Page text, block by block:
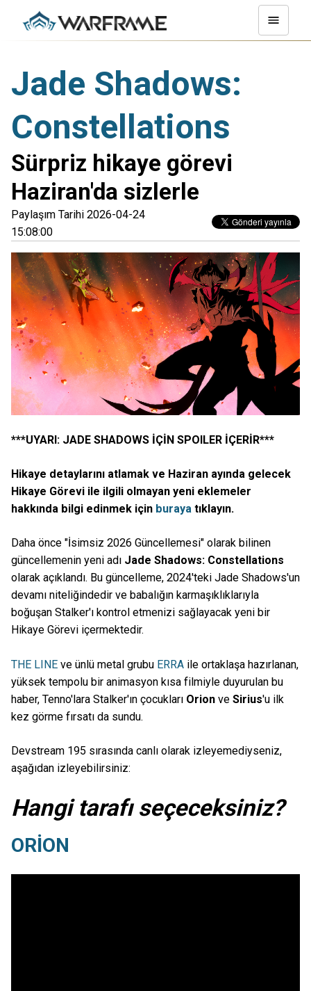
Jade Shadows:
Constellations
Sürpriz hikaye görevi
Haziran'da sizlerle
Paylaşım Tarihi 2026-04-24
15:08:00
***UYARI: JADE SHADOWS İÇİN SPOILER İÇERİR***
Hikaye detaylarını atlamak ve Haziran ayında gelecek
Hikaye Görevi ile ilgili olmayan yeni eklemeler
hakkında bilgi edinmek için buraya tıklayın.
Daha önce "İsimsiz 2026 Güncellemesi" olarak bilinen
güncellemenin yeni adı Jade Shadows: Constellations
olarak açıklandı. Bu güncelleme, 2024'teki Jade Shadows'un
devamı niteliğindedir ve babalığın karmaşıklıklarıyla
boğuşan Stalker'ı kontrol etmenizi sağlayacak yeni bir
Hikaye Görevi içermektedir.
THE LINE ve ünlü metal grubu ERRA ile ortaklaşa hazırlanan,
yüksek tempolu bir animasyon kısa filmiyle duyurulan bu
haber, Tenno'lara Stalker'ın çocukları Orion ve Sirius'u ilk
kez görme fırsatı da sundu.
Devstream 195 sırasında canlı olarak izleyemediyseniz,
aşağıdan izleyebilirsiniz:
Hangi tarafı seçeceksiniz?
ORİON